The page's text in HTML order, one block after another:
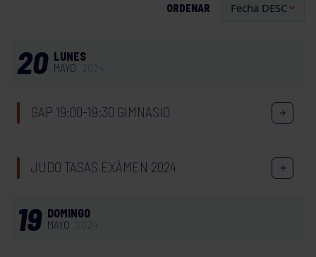
ORDENAR
20 LUNES
MAYO
GAP 19:00-19:30 GIMNASIO
JUDO TASAS EXÁMEN 2024
19 DOMINGO
MAYO